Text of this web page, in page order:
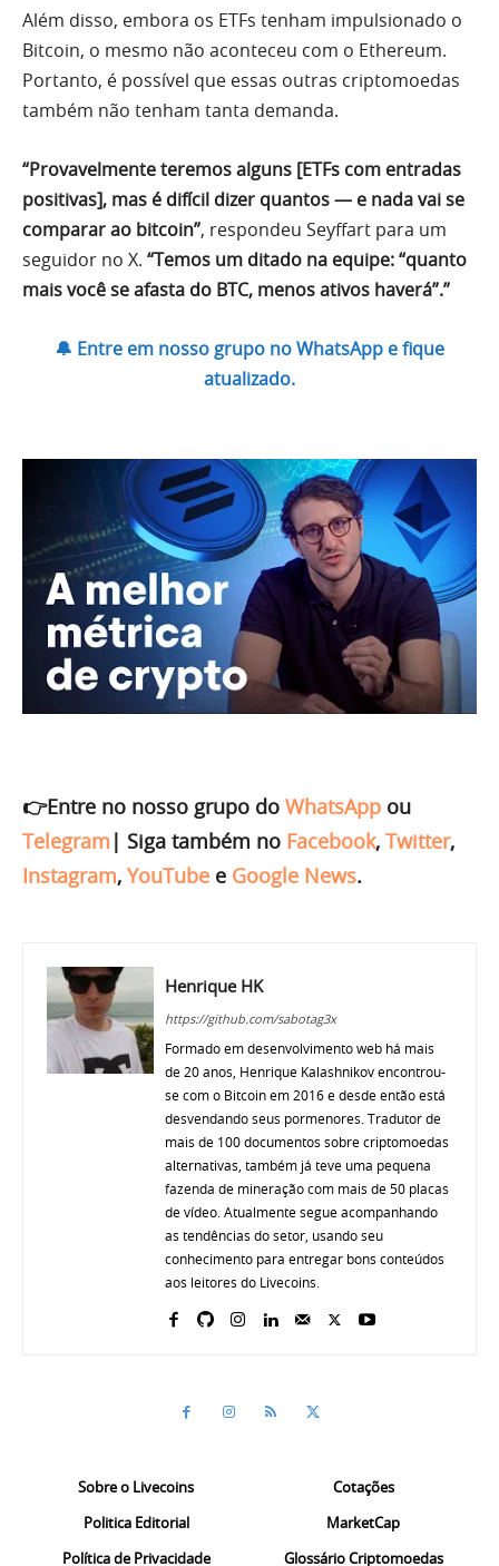
Além disso, embora os ETFs tenham impulsionado o
Bitcoin, o mesmo não aconteceu com o Ethereum.
Portanto, é possível que essas outras criptomoedas
também não tenham tanta demanda.
“Provavelmente teremos alguns [ETFs com entradas
positivas], mas é difícil dizer quantos — e nada vai se
comparar ao bitcoin”, respondeu Seyffart para um
seguidor no X. “Temos um ditado na equipe: “quanto
mais você se afasta do BTC, menos ativos haverá”.”
🔔 Entre em nosso grupo no WhatsApp e fique
atualizado.
👉Entre no nosso grupo do WhatsApp ou
Telegram | Siga também no Facebook, Twitter,
Instagram, YouTube e Google News.
Henrique HK
https://github.com/sabotag3x
Formado em desenvolvimento web há mais
de 20 anos, Henrique Kalashnikov encontrou-
se com o Bitcoin em 2016 e desde então está
desvendando seus pormenores. Tradutor de
mais de 100 documentos sobre criptomoedas
alternativas, também já teve uma pequena
fazenda de mineração com mais de 50 placas
de vídeo. Atualmente segue acompanhando
as tendências do setor, usando seu
conhecimento para entregar bons conteúdos
aos leitores do Livecoins.
Sobre o Livecoins
Politica Editorial
Política de Privacidade
Cotações
MarketCap
Glossário Criptomoedas